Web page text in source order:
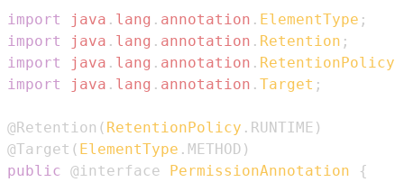
import java . lang . annotation . ElementType ;
import
java . lang . annotation . Retention ;
import
java . lang . annotation . RetentionPolicy
import
java . lang . annotation . Target ;
@Retention ( RetentionPolicy . RUNTIME )
@Target ( ElementType . METHOD )
public @interface PermissionAnnotation
{